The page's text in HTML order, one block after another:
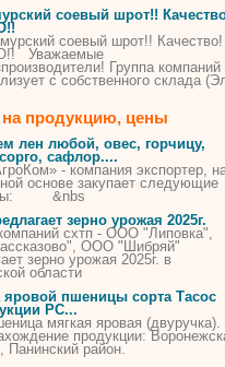
соевый шрот!!
соевый шрот!! Качество!
Уважаемые
Группа компаний
с собственного склада
продукцию, цены
лен любой, овес, горчицу,
сафлор....
- компания экспортер,
основе закупает следующие
&nbs
зерно урожая 2025г.
схтп - ООО "Липовка",
ООО "Шибряй"
зерно урожая 2025г. в
области
яровой пшеницы сорта Тасос
РС...
мягкая яровая (двуручка).
продукции:
Панинский район.